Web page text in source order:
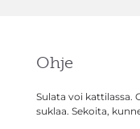
Ohje
Sulata voi kattilassa.
suklaa. Sekoita,